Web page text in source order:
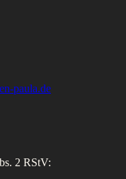
paula.de
2 RStV: